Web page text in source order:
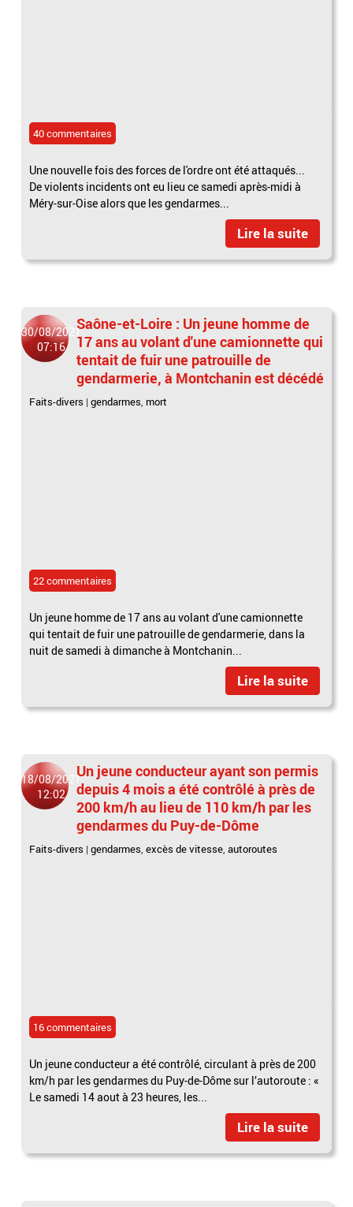
40 commentaires
Une nouvelle fois des forces de l'ordre ont été attaqués...
De violents incidents ont eu lieu ce samedi après-midi à
Méry-sur-Oise alors que les gendarmes...
Lire la suite
30/08/2021
07:16
Saône-et-Loire : Un jeune homme de
17 ans au volant d'une camionnette qui
tentait de fuir une patrouille de
gendarmerie, à Montchanin est décédé
Faits-divers |gendarmes, mort
22 commentaires
Un jeune homme de 17 ans au volant d'une camionnette
qui tentait de fuir une patrouille de gendarmerie, dans la
nuit de samedi à dimanche à Montchanin...
Lire la suite
18/08/2021
12:02
Un jeune conducteur ayant son permis
depuis 4 mois a été contrôlé à près de
200 km/h au lieu de 110 km/h par les
gendarmes du Puy-de-Dôme
Faits-divers |gendarmes ,excès de vitesse ,autoroutes
16 commentaires
Un jeune conducteur a été contrôlé, circulant à près de 200
km/h par les gendarmes du Puy-de-Dôme sur l’autoroute : «
Le samedi 14 aout à 23 heures, les...
Lire la suite